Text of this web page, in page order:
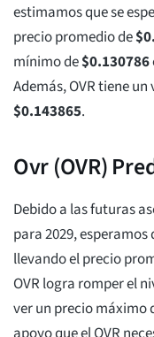
estimamos que se
precio promedio de$
mínimo de$0.130786
Además, OVR tiene
$0.143865.
Ovr (OVR)
Debido a las futuras
para 2029,
llevando el precio
OVR logra romper el
ver un precio máximo